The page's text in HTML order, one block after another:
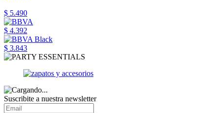
$ 5.490
$ 4.392
$ 3.843
Suscribite a nuestra newsletter